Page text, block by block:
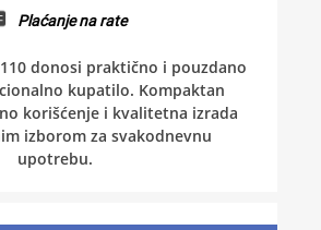
Plaćanje na rate
donosi praktično i pouzdano
kupatilo. Kompaktan
korišćenje i kvalitetna izrada
izborom za svakodnevnu
upotrebu.